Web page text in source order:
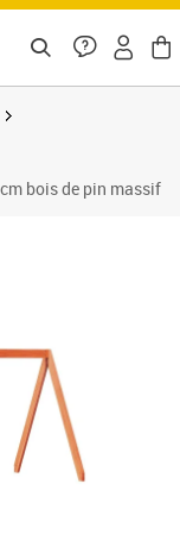
bois de pin massif